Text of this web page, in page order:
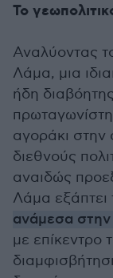
Το
Αναλύοντας
Λάμα, μια
ήδη
αγοράκι στην
διεθνούς
αναιδώς
Λάμα εξάπτει
ανάμεσα στην
με επίκεντρο